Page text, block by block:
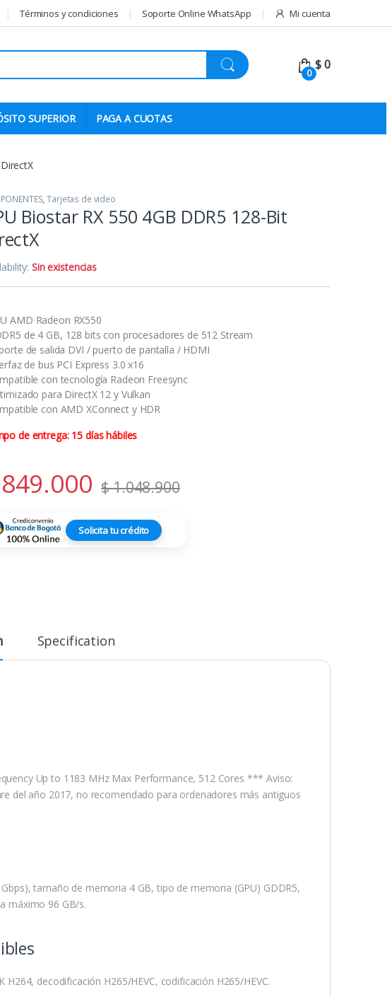
Términos y condiciones Soporte Online WhatsApp Mi cuenta
0
$0
SUPERIOR PAGA A CUOTAS
,Tarjetas de video
Biostar RX 550 4GB DDR5 128-Bit
Sin existencias
AMD Radeon RX550
de 4 GB, 128 bits con procesadores de 512 Stream
de salida DVI / puerto de pantalla / HDMI
de bus PCI Express 3.0 x16
con tecnología Radeon Freesync
para DirectX 12 y Vulkan
con AMD XConnect y HDR
de entrega: 15 días hábiles
849.000 $1.048.900
Solicita tu crédito
Specification
Up to 1183 MHz Max Performance, 512 Cores *** Aviso:
del año 2017, no recomendado para ordenadores más antiguos
tamaño de memoria 4 GB, tipo de memoria (GPU) GDDR5,
máximo 96 GB/s.
decodificación H265/HEVC, codificación H265/HEVC.